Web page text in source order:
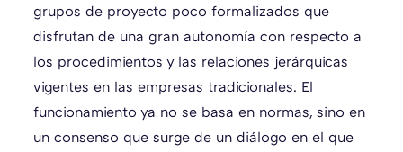
grupos de proyecto poco formalizados que
disfrutan de una gran autonomía con respecto a
los procedimientos y las relaciones jerárquicas
vigentes en las empresas tradicionales. El
funcionamiento ya no se basa en normas, sino en
un consenso que surge de un diálogo en el que